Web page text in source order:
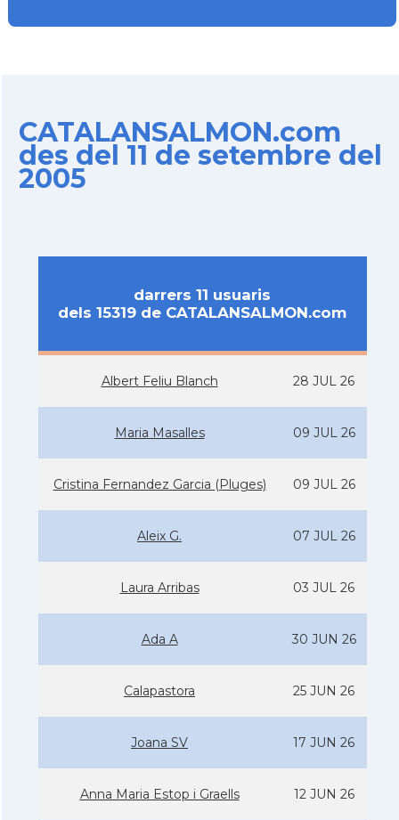
CATALANSALMON.com
des del 11 de setembre del
2005
darrers 11 usuaris
dels 15319 de CATALANSALMON.com
Albert Feliu Blanch 28 JUL 26
Maria Masalles 09 JUL 26
Cristina Fernandez Garcia (Pluges) 09 JUL 26
Aleix G. 07 JUL 26
Laura Arribas 03 JUL 26
Ada A 30 JUN 26
Calapastora 25 JUN 26
Joana SV 17 JUN 26
Anna Maria Estop i Graells 12 JUN 26